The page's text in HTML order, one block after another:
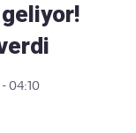
04:10